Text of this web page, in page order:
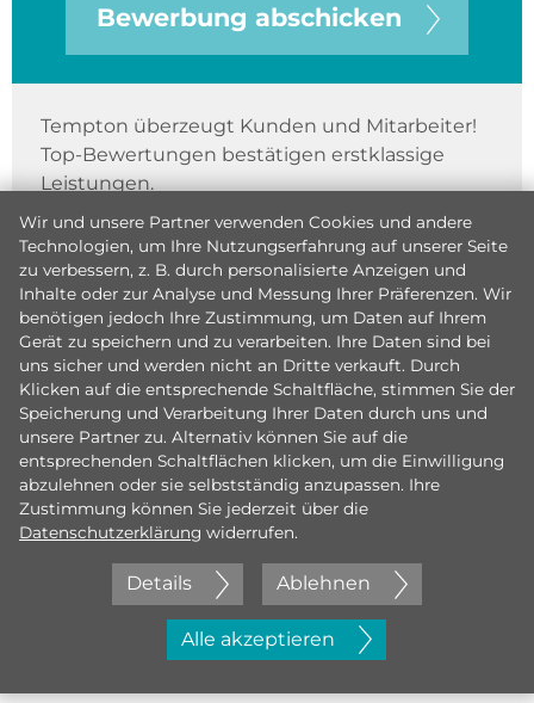
Bewerbung abschicken
Tempton überzeugt Kunden und Mitarbeiter!
Top-Bewertungen bestätigen erstklassige
Leistungen.
Jetzt initiativ bewerben
Wir und unsere Partner verwenden Cookies und andere
Technologien, um Ihre Nutzungserfahrung auf unserer Seite
zu verbessern, z. B. durch personalisierte Anzeigen und
Inhalte oder zur Analyse und Messung Ihrer Präferenzen. Wir
benötigen jedoch Ihre Zustimmung, um Daten auf Ihrem
Gerät zu speichern und zu verarbeiten. Ihre Daten sind bei
uns sicher und werden nicht an Dritte verkauft. Durch
Klicken auf die entsprechende Schaltfläche, stimmen Sie der
Speicherung und Verarbeitung Ihrer Daten durch uns und
unsere Partner zu. Alternativ können Sie auf die
entsprechenden Schaltflächen klicken, um die Einwilligung
abzulehnen oder sie selbstständig anzupassen. Ihre
Zustimmung können Sie jederzeit über die
Datenschutzerklärung widerrufen.
Details Ablehnen
Alle akzeptieren